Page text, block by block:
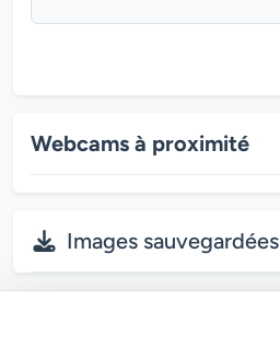
Webcams à proximité
Images sauvegardées